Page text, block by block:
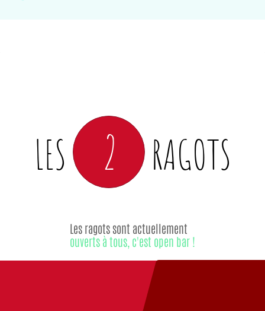
LES 2 RAGOTS
Les ragots sont actuellement
ouverts à tous, c'est open bar !